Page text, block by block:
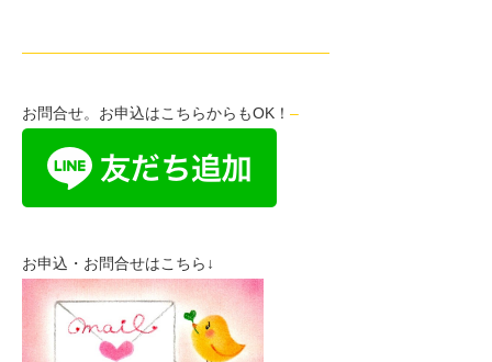
————————————————————
お問合せ。お申込はこちらからもOK！ –
お申込・お問合せはこちら↓